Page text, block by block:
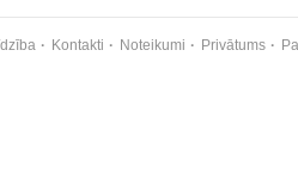
Kontakti Noteikumi Privātums